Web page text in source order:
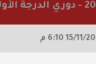
- دوري الدرجة
15/11/